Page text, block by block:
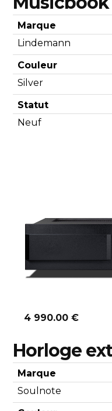
Marque
Lindemann
Couleur
Silver
Statut
Neuf
4 990.00 €
Horloge
Marque
Soulnote